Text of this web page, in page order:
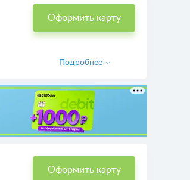
Оформить карту
Подробнее
Оформить карту